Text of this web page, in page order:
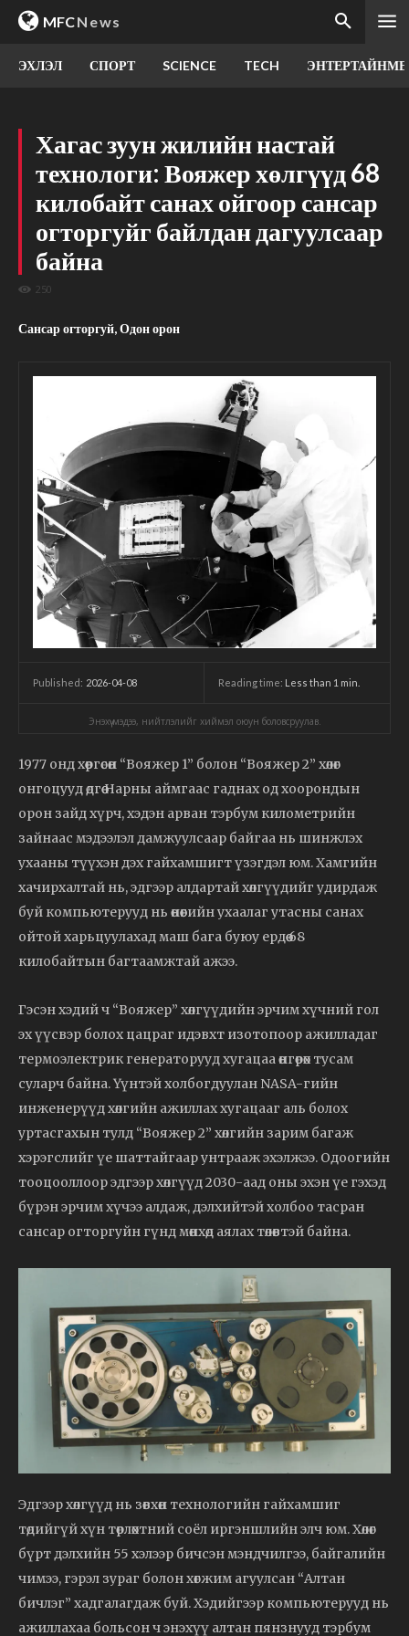
MFCNews
ЭХЛЭЛ СПОРТ SCIENCE TECH
Хагас зуун жилийн настай
технологи: Вояжер хөлгүүд 68
килобайт санах ойгоор сансар
огторгуйг байлдан дагуулсаар
байна
250
Сансар огторгуй, Одон орон
Published: 2026-04-08 Reading time: Less than 1 min.
Энэхүү мэдээ, нийтлэлийг хиймэл оюун боловсруулав.
1977 онд хөөргөсөн “Вояжер 1” болон “Вояжер 2” хөлөг
онгоцууд өдгөө Нарны аймгаас гаднах од хоорондын
орон зайд хүрч, хэдэн арван тэрбум километрийн
зайнаас мэдээлэл дамжуулсаар байгаа нь шинжлэх
ухааны түүхэн дэх гайхамшигт үзэгдэл юм. Хамгийн
хачирхалтай нь, эдгээр алдартай хөлгүүдийг удирдаж
буй компьютерууд нь өнөөгийн ухаалаг утасны санах
ойтой харьцуулахад маш бага буюу ердөө 68
килобайтын багтаамжтай ажээ.
Гэсэн хэдий ч “Вояжер” хөлгүүдийн эрчим хүчний гол
эх үүсвэр болох цацраг идэвхт изотопоор ажилладаг
термоэлектрик генераторууд хугацаа өнгөрөх тусам
суларч байна. Үүнтэй холбогдуулан NASA-гийн
инженерүүд хөлгийн ажиллах хугацааг аль болох
уртасгахын тулд “Вояжер 2” хөлгийн зарим багаж
хэрэгслийг үе шаттайгаар унтрааж эхэлжээ. Одоогийн
тооцооллоор эдгээр хөлгүүд 2030-аад оны эхэн үе гэхэд
бүрэн эрчим хүчээ алдаж, дэлхийтэй холбоо тасран
сансар огторгуйн гүнд мөнхөд аялах төлөвтэй байна.
Эдгээр хөлгүүд нь зөвхөн технологийн гайхамшиг
төдийгүй хүн төрлөхтний соёл иргэншлийн элч юм. Хөлөг
бүрт дэлхийн 55 хэлээр бичсэн мэндчилгээ, байгалийн
чимээ, гэрэл зураг болон хөгжим агуулсан “Алтан
бичлэг” хадгалагдаж буй. Хэдийгээр компьютерууд нь
ажиллахаа больсон ч энэхүү алтан пянзнууд тэрбум